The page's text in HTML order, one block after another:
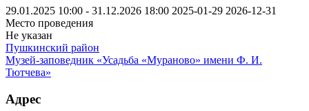
29.01.2025 10:00 - 31.12.2026 18:00 2025-01-29 2026-12-31
Место проведения
Не указан
Пушкинский район
Музей-заповедник «Усадьба «Мураново» имени Ф. И.
Тютчева»
Адрес